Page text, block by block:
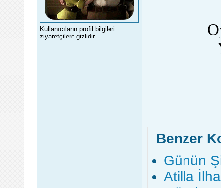
Kullanıcıların profil bilgileri
ziyaretçilere gizlidir.
Benzer
Günün
Atilla